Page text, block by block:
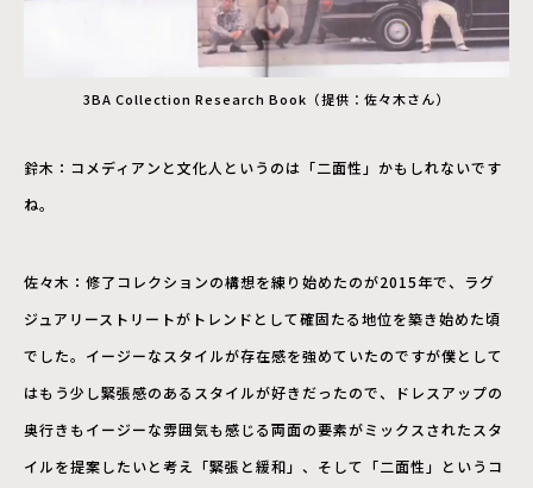
3BA Collection Research Book（提供：佐々木さん）
鈴木：コメディアンと文化人というのは「二面性」かもしれないです
ね。
佐々木：修了コレクションの構想を練り始めたのが2015年で、ラグ
ジュアリーストリートがトレンドとして確固たる地位を築き始めた頃
でした。イージーなスタイルが存在感を強めていたのですが僕として
はもう少し緊張感のあるスタイルが好きだったので、ドレスアップの
奥行きもイージーな雰囲気も感じる両面の要素がミックスされたスタ
イルを提案したいと考え「緊張と緩和」、そして「二面性」というコ